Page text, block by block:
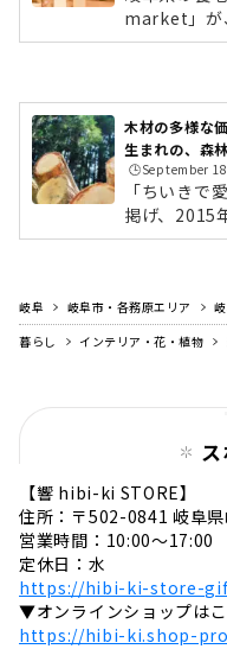
market」が
9年7月にリ
り遊んでほ
つの木育施
り、芝生で
べたり、読
子で遊べる
木材の多様な
生まれの、森
🕒️September
「ちいきで
掲げ、2015
「ちいきで
れています
（飛騨高山
とブランド
す。さらに
岐阜 岐阜市・各務原エリア
暮らし
インテリア・花・植物
【響 hibi-ki STORE】
住所：〒502-0841 岐阜
営業時間：10:00〜17:00
定休日：水
https://hibi-ki-store-
▼オンラインショップは
https://hibi-ki.shop-